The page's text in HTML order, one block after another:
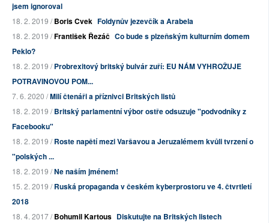
jsem ignoroval
18. 2. 2019 /Boris Cvek Foldynův jezevčík a Arabela
18. 2. 2019 /František Řezáč Co bude s plzeňským kulturním domem
Peklo?
18. 2. 2019 /Probrexitový britský bulvár zuří: EU NÁM VYHROŽUJE
POTRAVINOVOU POM...
7. 6. 2020 /Milí čtenáři a příznivci Britských listů
18. 2. 2019 /Britský parlamentní výbor ostře odsuzuje "podvodníky z
Facebooku"
18. 2. 2019 /Roste napětí mezi Varšavou a Jeruzalémem kvůli tvrzení o
"polských ...
18. 2. 2019 /Ne naším jménem!
15. 2. 2019 /Ruská propaganda v českém kyberprostoru ve 4. čtvrtletí
2018
18. 4. 2017 /Bohumil Kartous Diskutujte na Britských listech